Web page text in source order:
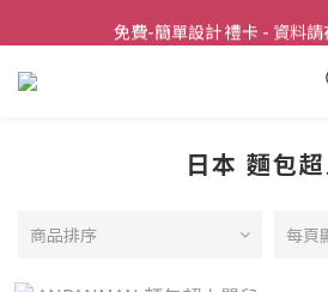
全店滿  $398包送
免費-簡單設計 禮卡 - 資料
全店滿  $398包送
日本 麵包
商品排序 每頁